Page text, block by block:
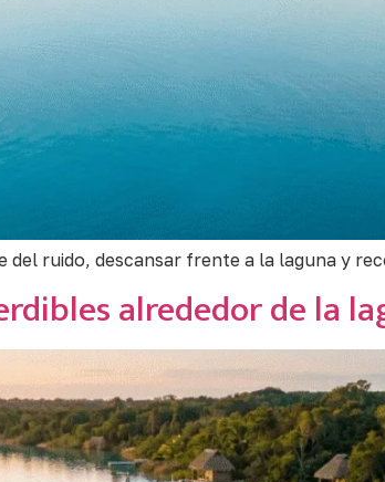
ruido, descansar frente a la laguna y
alrededor de la